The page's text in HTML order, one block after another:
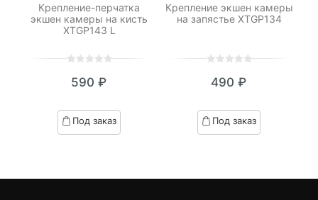
Крепление-перчатка
экшен камеры на кисть
XTGP143 L
out
based
on
590 ₽
Под заказ
Крепление экшен камеры
на запястье XTGP134
out
based
on
490 ₽
Под заказ